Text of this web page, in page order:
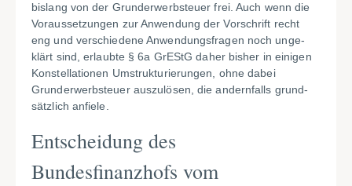
bislang von der Grunderwerbsteuer frei. Auch wenn die
Voraussetzungen zur Anwendung der Vorschrift recht
eng und verschiedene Anwendungsfragen noch unge­
klärt sind, erlaubte § 6a GrEStG daher bisher in einigen
Konstellationen Umstrukturierungen, ohne dabei
Grunderwerbsteuer auszulösen, die andernfalls grund­
sätzlich anfiele.
Entscheidung des
Bundesfinanzhofs vom